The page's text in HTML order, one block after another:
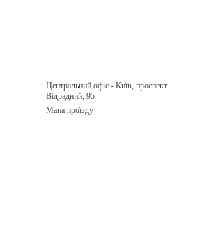
Центральний офіс - Київ, проспект
Відрадний, 95
Мапа проїзду